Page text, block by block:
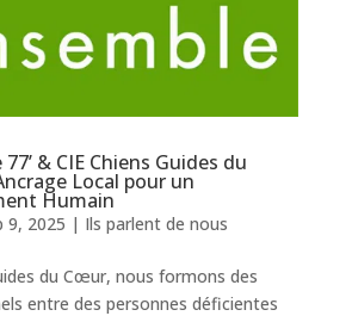
77’ & CIE Chiens Guides du
Local pour un
Humain
9, 2025 | Ils parlent de nous
du Cœur, nous formons des
entre des personnes déficientes